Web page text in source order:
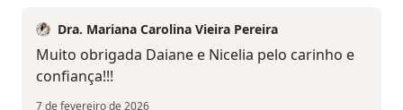
Dra. Mariana Carolina Vieira Pereira
Muito obrigada Daiane e Nicelia pelo carinho e
confiança!!!
7 de fevereiro de 2026